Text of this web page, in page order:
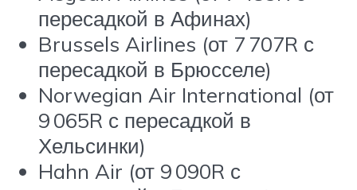
пересадкой в Афинах)
Brussels Airlines (от 7 707R с
пересадкой в Брюсселе)
Norwegian Air International (от
9 065R с пересадкой в
Хельсинки)
Hahn Air (от 9 090R с